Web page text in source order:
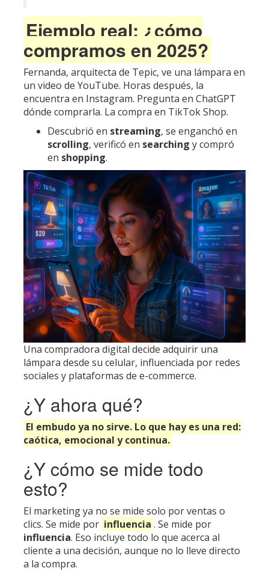
Ejemplo real: ¿cómo
compramos en 2025?
Fernanda, arquitecta de Tepic, ve una lámpara en
un video de YouTube. Horas después, la
encuentra en Instagram. Pregunta en ChatGPT
dónde comprarla. La compra en TikTok Shop.
Descubrió en streaming, se enganchó en
scrolling, verificó en searching y compró
en shopping.
Una compradora digital decide adquirir una
lámpara desde su celular, influenciada por redes
sociales y plataformas de e-commerce.
¿Y ahora qué?
El embudo ya no sirve. Lo que hay es una red:
caótica, emocional y continua.
¿Y cómo se mide todo
esto?
El marketing ya no se mide solo por ventas o
clics. Se mide por influencia . Se mide por
influencia. Eso incluye todo lo que acerca al
cliente a una decisión, aunque no lo lleve directo
a la compra.